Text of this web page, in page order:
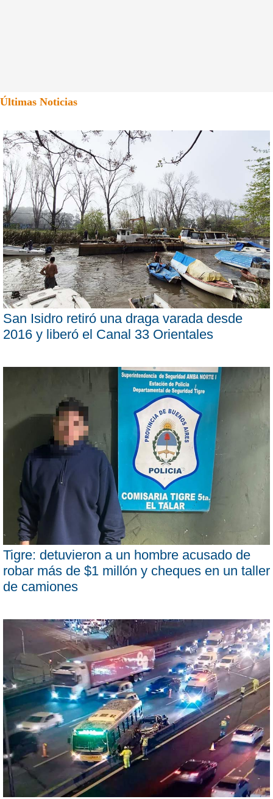
Últimas Noticias
San Isidro retiró una draga varada desde
2016 y liberó el Canal 33 Orientales
Tigre: detuvieron a un hombre acusado de
robar más de $1 millón y cheques en un taller
de camiones